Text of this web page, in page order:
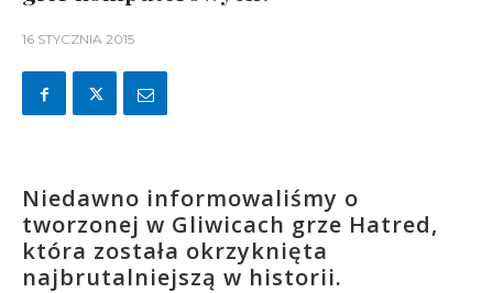
16 STYCZNIA 2015
Niedawno informowaliśmy o
tworzonej w Gliwicach grze Hatred,
która została okrzyknięta
najbrutalniejszą w historii.